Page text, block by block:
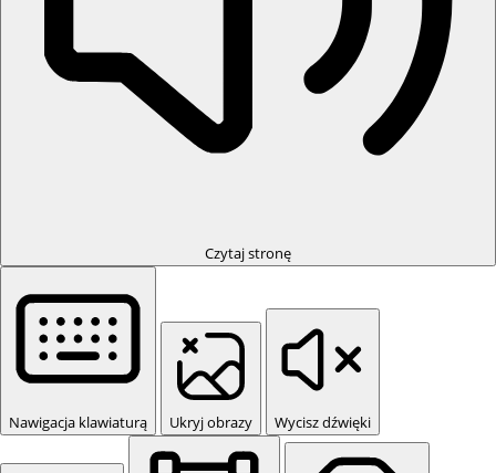
Czytaj stronę
Nawigacja klawiaturą Ukryj obrazy Wycisz dźwięki